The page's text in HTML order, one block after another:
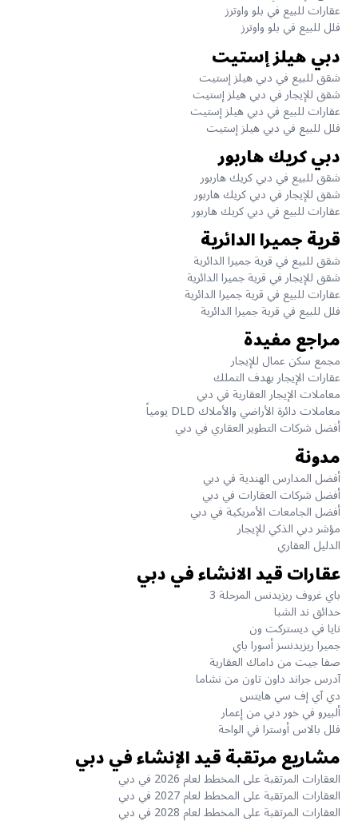
عقارات للبيع في بلو واوترز
فلل للبيع في بلو واوترز
دبي هيلز إستيت
شقق للبيع في دبي هيلز إستيت
شقق للإيجار في دبي هيلز إستيت
عقارات للبيع في دبي هيلز إستيت
فلل للبيع في دبي هيلز إستيت
دبي كريك هاربور
شقق للبيع في دبي كريك هاربور
شقق للإيجار في دبي كريك هاربور
عقارات للبيع في دبي كريك هاربور
قرية جميرا الدائرية
شقق للبيع في قرية جميرا الدائرية
شقق للإيجار في قرية جميرا الدائرية
عقارات للبيع في قرية جميرا الدائرية
فلل للبيع في قرية جميرا الدائرية
مراجع مفيدة
مجمع سكن عمال للإيجار
عقارات الإيجار بهدف التملك
معاملات الإيجار العقارية في دبي
معاملات دائرة الأراضي والأملاك DLD يومياً
أفضل شركات التطوير العقاري في دبي
مدونة
أفضل المدارس الهندية في دبي
أفضل شركات العقارات في دبي
أفضل الجامعات الأمريكية في دبي
مؤشر دبي الذكي للإيجار
الدليل العقاري
عقارات قيد الانشاء في دبي
باي غروف ريزيدنس المرحلة 3
حدائق ند الشبا
نايا في ديستركت ون
جميرا ريزيدنسز أسورا باي
صفا جيت من داماك العقارية
آدرس جراند داون تاون من نشاما
دي آي إف سي هايتس
ألبيرو في خور دبي من إعمار
فلل بالاس أوسترا في الواحة
مشاريع مرتقبة قيد الإنشاء في دبي
العقارات المرتقبة على المخطط لعام 2026 في دبي
العقارات المرتقبة على المخطط لعام 2027 في دبي
العقارات المرتقبة على المخطط لعام 2028 في دبي